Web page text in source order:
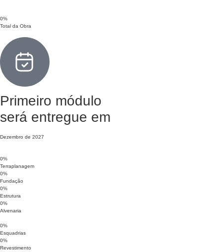
0%
Total da Obra
Primeiro módulo
será entregue em
Dezembro de 2027
0%
Terraplanagem
0%
Fundação
0%
Estrutura
0%
Alvenaria
0%
Esquadrias
0%
Revestimento